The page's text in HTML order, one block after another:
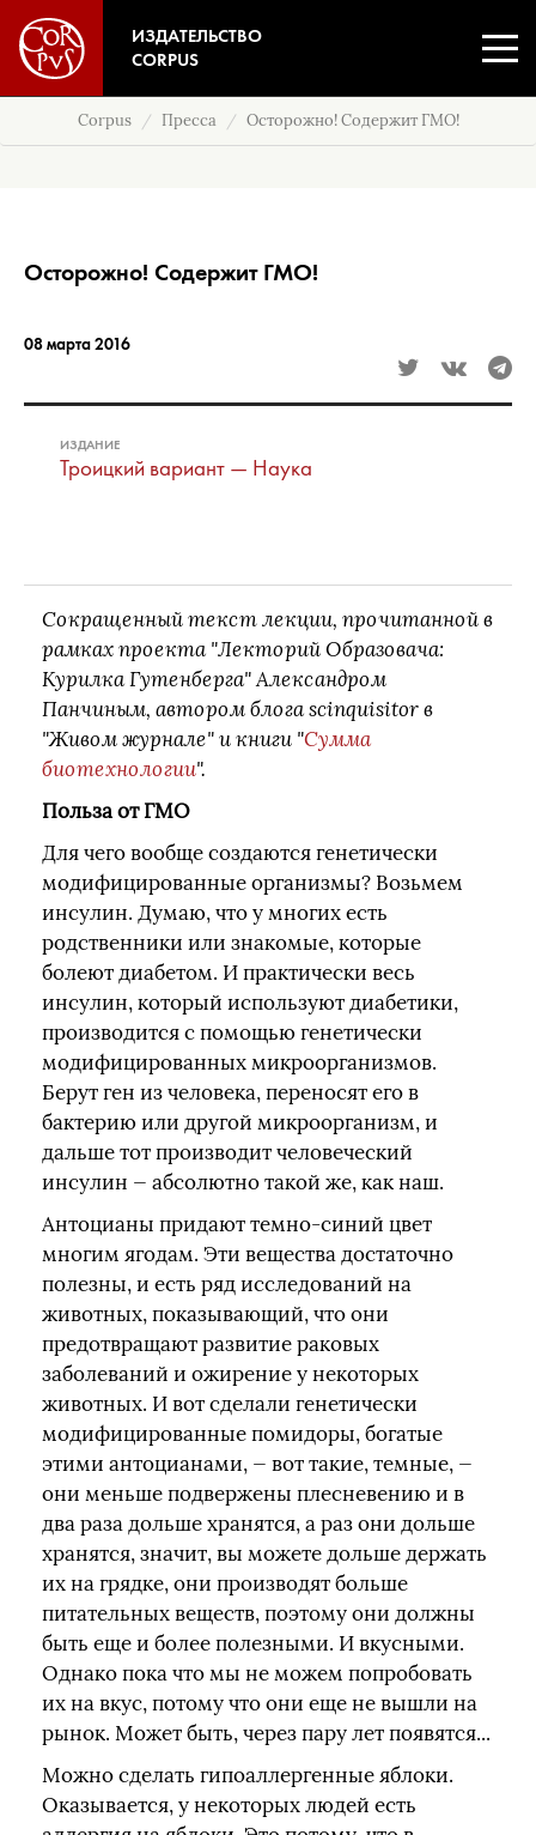
ИЗДАТЕЛЬСТВО
CORPUS
Corpus Пресса Осторожно! Содержит ГМО!
Осторожно! Содержит ГМО!
08 марта 2016
ИЗДАНИЕ
Троицкий вариант — Наука
Сокращенный текст лекции, прочитанной в
рамках проекта "Лекторий Образовача:
Курилка Гутенберга" Александром
Панчиным, автором блога scinquisitor в
"Живом журнале" и книги "Сумма
биотехнологии".
Польза от ГМО
Для чего вообще создаются генетически
модифицированные организмы? Возьмем
инсулин. Думаю, что у многих есть
родственники или знакомые, которые
болеют диабетом. И практически весь
инсулин, который используют диабетики,
производится с помощью генетически
модифицированных микроорганизмов.
Берут ген из человека, переносят его в
бактерию или другой микроорганизм, и
дальше тот производит человеческий
инсулин — абсолютно такой же, как наш.
Антоцианы придают темно-синий цвет
многим ягодам. Эти вещества достаточно
полезны, и есть ряд исследований на
животных, показывающий, что они
предотвращают развитие раковых
заболеваний и ожирение у некоторых
животных. И вот сделали генетически
модифицированные помидоры, богатые
этими антоцианами, — вот такие, темные, —
они меньше подвержены плесневению и в
два раза дольше хранятся, а раз они дольше
хранятся, значит, вы можете дольше держать
их на грядке, они производят больше
питательных веществ, поэтому они должны
быть еще и более полезными. И вкусными.
Однако пока что мы не можем попробовать
их на вкус, потому что они еще не вышли на
рынок. Может быть, через пару лет появятся...
Можно сделать гипоаллергенные яблоки.
Оказывается, у некоторых людей есть